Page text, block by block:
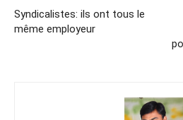
Syndicalistes: ils ont tous le
même employeur